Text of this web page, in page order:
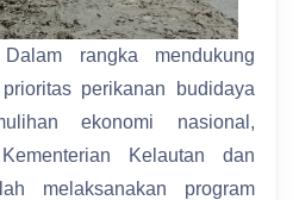
rangka mendukung
perikanan budidaya
ekonomi nasional,
Kelautan dan
melaksanakan program